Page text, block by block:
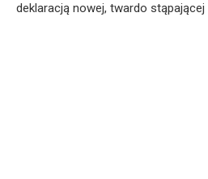
deklaracją nowej, twardo